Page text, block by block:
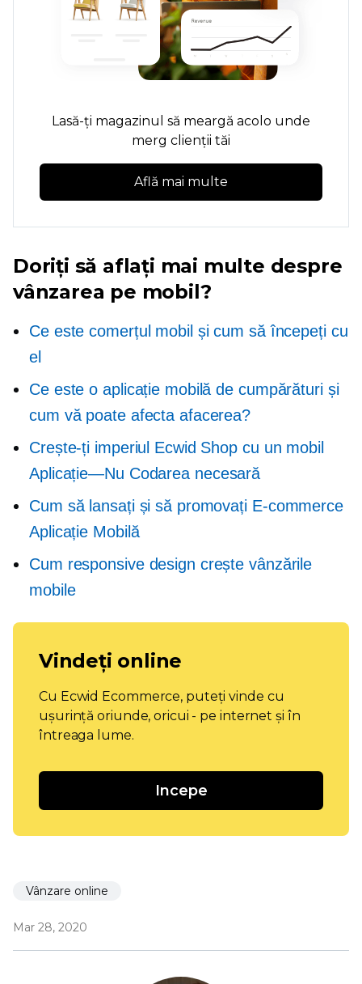
Lasă-ți magazinul să meargă acolo unde
merg clienții tăi
Află mai multe
Doriți să aflați mai multe despre
vânzarea pe mobil?
Ce este comerțul mobil și cum să începeți cu
el
Ce este o aplicație mobilă de cumpărături și
cum vă poate afecta afacerea?
Crește-ți imperiul Ecwid Shop cu un mobil
Aplicație—Nu Codarea necesară
Cum să lansați și să promovați E-commerce
Aplicație Mobilă
Cum responsive design crește vânzările
mobile
Vindeți online
Cu Ecwid Ecommerce, puteți vinde cu
ușurință oriunde, oricui - pe internet și în
întreaga lume.
Incepe
Vânzare online
Mar 28, 2020